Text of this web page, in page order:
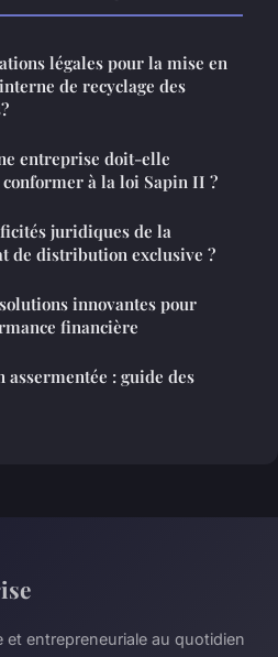
légales pour la mise en
de recyclage des
entreprise doit-elle
à la loi Sapin II ?
juridiques de la
de distribution exclusive ?
innovantes pour
financière
assermentée : guide des
entrepreneuriale au quotidien